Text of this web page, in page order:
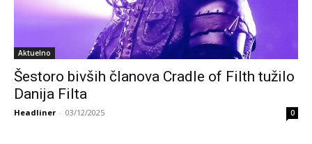
Aktuelno
Šestoro bivših članova Cradle of Filth tužilo
Danija Filta
Headliner - 03/12/2025 0